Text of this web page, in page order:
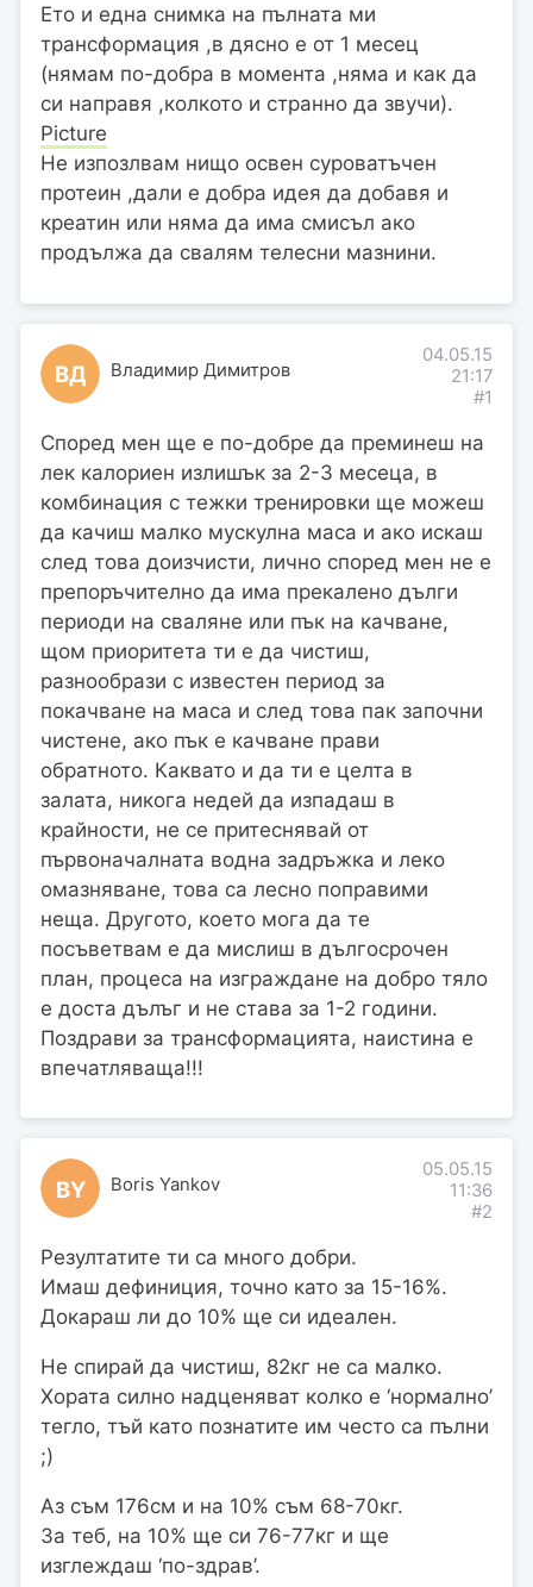
Ето и една снимка на пълната ми
трансформация ,в дясно е от 1 месец
(нямам по-добра в момента ,няма и как да
си направя ,колкото и странно да звучи).
Picture
Не изпозлвам нищо освен суроватъчен
протеин ,дали е добра идея да добавя и
креатин или няма да има смисъл ако
продължа да свалям телесни мазнини.
ВД Владимир Димитров
04.05.15
21:17
#1
Според мен ще е по-добре да преминеш на
лек калориен излишък за 2-3 месеца, в
комбинация с тежки тренировки ще можеш
да качиш малко мускулна маса и ако искаш
след това доизчисти, лично според мен не е
препоръчително да има прекалено дълги
периоди на сваляне или пък на качване,
щом приоритета ти е да чистиш,
разнообрази с известен период за
покачване на маса и след това пак започни
чистене, ако пък е качване прави
обратното. Каквато и да ти е целта в
залата, никога недей да изпадаш в
крайности, не се притеснявай от
първоначалната водна задръжка и леко
омазняване, това са лесно поправими
неща. Другото, което мога да те
посъветвам е да мислиш в дългосрочен
план, процеса на изграждане на добро тяло
е доста дълъг и не става за 1-2 години.
Поздрави за трансформацията, наистина е
впечатляваща!!!
BY Boris Yankov
05.05.15
11:36
#2
Резултатите ти са много добри.
Имаш дефиниция, точно като за 15-16%.
Докараш ли до 10% ще си идеален.
Не спирай да чистиш, 82кг не са малко.
Хората силно надценяват колко е ‘нормално’
тегло, тъй като познатите им често са пълни
;)
Аз съм 176см и на 10% съм 68-70кг.
За теб, на 10% ще си 76-77кг и ще
изглеждаш ‘по-здрав’.